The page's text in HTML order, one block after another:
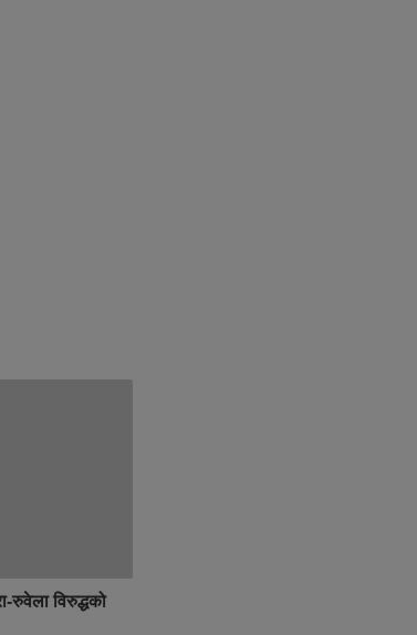
रुवेला विरुद्धको